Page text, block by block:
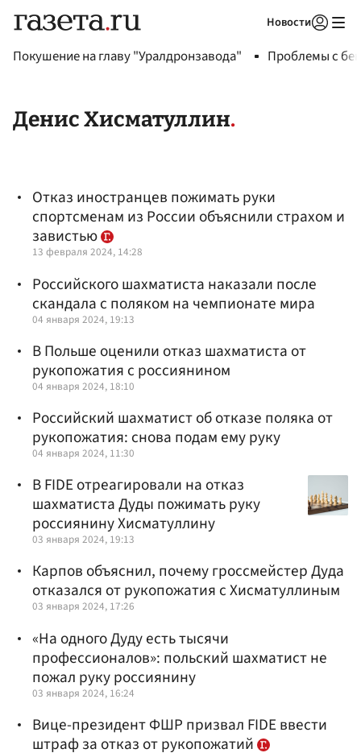
Новости
Покушение на главу "Уралдронзавода" Проблемы с
Денис Хисматуллин
Отказ иностранцев пожимать руки
спортсменам из России объяснили страхом и
завистью
13 февраля 2024, 14:28
Российского шахматиста наказали после
скандала с поляком на чемпионате мира
04 января 2024, 19:13
В Польше оценили отказ шахматиста от
рукопожатия с россиянином
04 января 2024, 18:10
Российский шахматист об отказе поляка от
рукопожатия: снова подам ему руку
04 января 2024, 11:30
В FIDE отреагировали на отказ
шахматиста Дуды пожимать руку
россиянину Хисматуллину
03 января 2024, 19:13
Карпов объяснил, почему гроссмейстер Дуда
отказался от рукопожатия с Хисматуллиным
03 января 2024, 17:26
«На одного Дуду есть тысячи
профессионалов»: польский шахматист не
пожал руку россиянину
03 января 2024, 16:24
Вице-президент ФШР призвал FIDE ввести
штраф за отказ от рукопожатий